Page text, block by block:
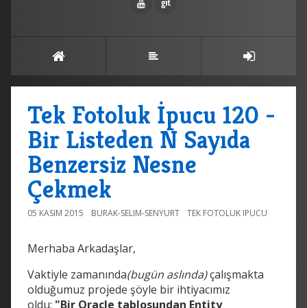
Tek Fotoluk İpucu 120 -
Bir Listeden N Sayıda
Benzersiz Nesne
Çekmek
05 KASIM 2015 BURAK-SELIM-SENYURT TEK FOTOLUK IPUCU
Merhaba Arkadaşlar,
Vaktiyle zamanında(bugün aslında)çalışmakta
olduğumuz projede şöyle bir ihtiyacımız
oldu; "Bir Oracle tablosundan Entity